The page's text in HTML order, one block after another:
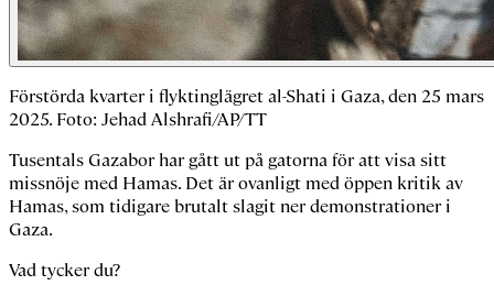
Förstörda kvarter i flyktinglägret al-Shati i Gaza, den 25 mars
2025. Foto: Jehad Alshrafi/AP/TT
Tusentals Gazabor har gått ut på gatorna för att visa sitt
missnöje med Hamas. Det är ovanligt med öppen kritik av
Hamas, som tidigare brutalt slagit ner demonstrationer i
Gaza.
Vad tycker du?